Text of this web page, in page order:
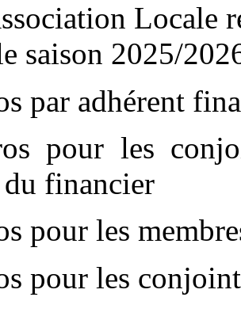
Locale
saison 2025/
par adhérent
pour les
financier
pour les
pour les